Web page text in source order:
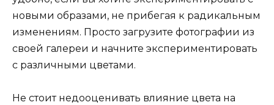
новыми образами, не прибегая к радикальным
изменениям. Просто загрузите фотографии из
своей галереи и начните экспериментировать
с различными цветами.
Не стоит недооценивать влияние цвета на